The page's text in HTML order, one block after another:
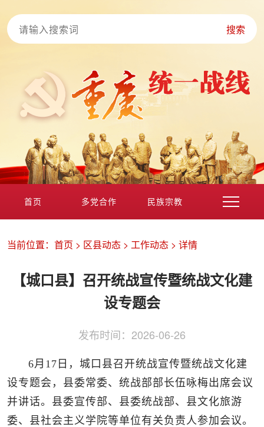
搜索
首页 多党合作 民族宗教
侨务工作 区县动态 统战历史文化
当前位置： 首页 > 区县动态 > 工作动态 > 详情
【城口县】召开统战宣传暨统战文化建
设专题会
发布时间： 2026-06-26
6月17日，城口县召开统战宣传暨统战文化建
设专题会，县委常委、统战部部长伍咏梅出席会议
并讲话。县委宣传部、县委统战部、县文化旅游
委、县社会主义学院等单位有关负责人参加会议。